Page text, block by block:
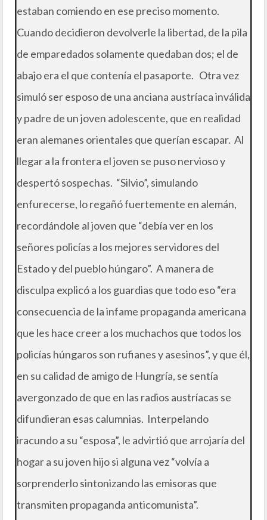
estaban comiendo en ese preciso momento.
Cuando decidieron devolverle la libertad, de la pila
de emparedados solamente quedaban dos; el de
abajo era el que contenía el pasaporte. Otra vez
simuló ser esposo de una anciana austríaca inválida
y padre de un joven adolescente, que en realidad
eran alemanes orientales que querían escapar. Al
llegar a la frontera el joven se puso nervioso y
despertó sospechas. “Silvio”, simulando
enfurecerse, lo regañó fuertemente en alemán,
recordándole al joven que “debía ver en los
señores policías a los mejores servidores del
Estado y del pueblo húngaro”. A manera de
disculpa explicó a los guardias que todo eso “era
consecuencia de la infame propaganda americana
que les hace creer a los muchachos que todos los
policías húngaros son rufianes y asesinos”, y que él,
en su calidad de amigo de Hungría, se sentía
avergonzado de que en las radios austríacas se
difundieran esas calumnias. Interpelando
iracundo a su “esposa”, le advirtió que arrojaría del
hogar a su joven hijo si alguna vez “volvía a
sorprenderlo sintonizando las emisoras que
transmiten propaganda anticomunista”.